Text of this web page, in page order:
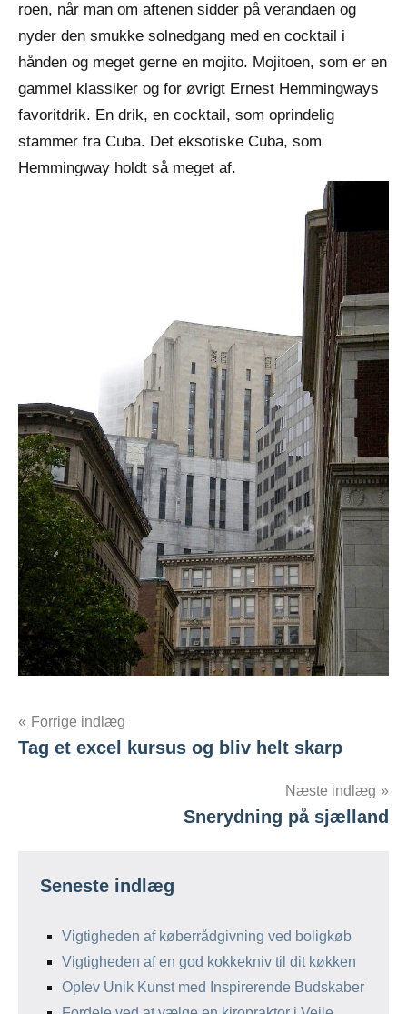
roen, når man om aftenen sidder på verandaen og
nyder den smukke solnedgang med en cocktail i
hånden og meget gerne en mojito. Mojitoen, som er en
gammel klassiker og for øvrigt Ernest Hemmingways
favoritdrik. En drik, en cocktail, som oprindelig
stammer fra Cuba. Det eksotiske Cuba, som
Hemmingway holdt så meget af.
Indlægsnavigation
Forrige indlæg
Tag et excel kursus og bliv helt skarp
Næste indlæg
Snerydning på sjælland
Seneste indlæg
Vigtigheden af køberrådgivning ved boligkøb
Vigtigheden af en god kokkekniv til dit køkken
Oplev Unik Kunst med Inspirerende Budskaber